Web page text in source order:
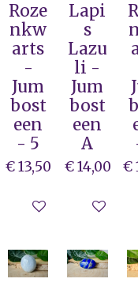
Roze
nkw
arts
-
Jum
bost
een
- 5
€ 13,50
In winkelwagen
Lapi
s
Lazu
li -
Jum
bost
een
A
€ 14,00
In
€